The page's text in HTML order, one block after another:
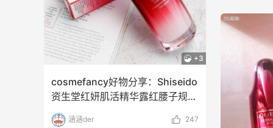
+3
cosmefancy好物分享：Shiseido
资生堂红妍肌活精华露红腰子规
格：5
涵涵der 247